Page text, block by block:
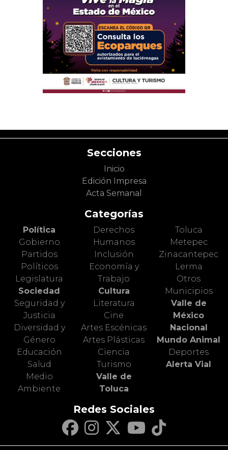
Secciones
Inicio
Edición Impresa
Acta Semanal
Categorías
Política
Gobierno
Partidos
Políticos
Legislatura
Sociedad
Seguridad y
Justicia
Diversidad y
Género
Educación
Salud
Medio
Ambiente
Derechos
Humanos
Inclusión
Economía y
Trabajo
Cultura
Literatura
Cine
Artes Escénicas
Artes Plásticas
Ciencia
Turismo
Valle de
Toluca
Toluca
Metepec
Zinacantepec
Lerma
Otros
Municipios
Valle de
México
Nacional
Mundo Animal
Deportes
Alerta Vial
Redes Sociales